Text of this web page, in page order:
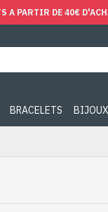
A PARTIR DE 40€
BRACELETS